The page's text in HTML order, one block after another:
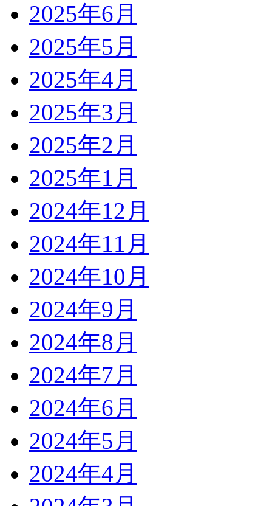
2025年6月
2025年5月
2025年4月
2025年3月
2025年2月
2025年1月
2024年12月
2024年11月
2024年10月
2024年9月
2024年8月
2024年7月
2024年6月
2024年5月
2024年4月